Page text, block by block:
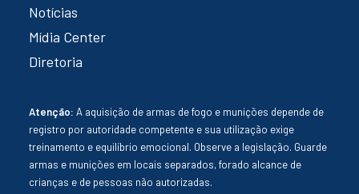
Notícias
Mídia Center
Diretoria
Atenção: A aquisição de armas de fogo e munições depende de
registro por autoridade competente e sua utilização exige
treinamento e equilíbrio emocional. Observe a legislação. Guarde
armas e munições em locais separados, forado alcance de
crianças e de pessoas não autorizadas.